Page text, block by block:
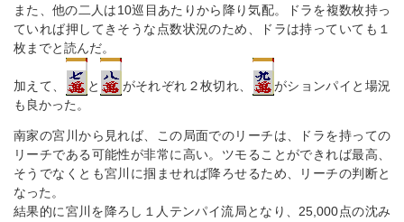
また、他の二人は10巡目あたりから降り気配。ドラを複数枚持っ
ていれば押してきそうな点数状況のため、ドラは持っていても１
枚までと読んだ。
加えて、 と がそれぞれ２枚切れ、
がションパイと場況
も良かった。
南家の宮川から見れば、この局面でのリーチは、ドラを持っての
リーチである可能性が非常に高い。ツモることができれば最高、
そうでなくとも宮川に掴ませれば降ろせるため、リーチの判断と
なった。
結果的に宮川を降ろし１人テンパイ流局となり、25,000点の沈み